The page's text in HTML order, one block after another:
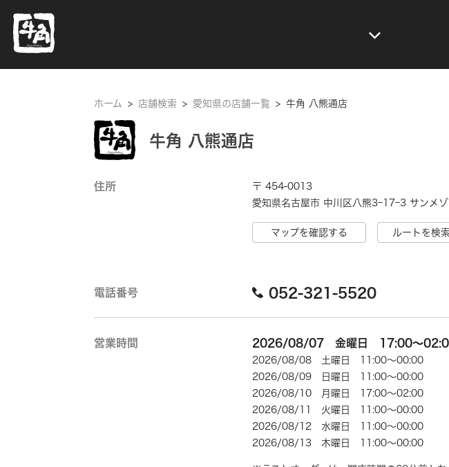
ホーム > 店舗検索 > 愛知県の店舗一覧 > 牛角 八熊通店
牛角 八熊通店
住所
〒 454-0013
愛知県名古屋市 中川区八熊3ｰ17ｰ3 サンメゾ
マップを確認する ルートを検索
電話番号 052-321-5520
営業時間 2026/08/07 金曜日 17:00～
2026/08/08 土曜日 11:00～00:00
2026/08/09 日曜日 11:00～00:00
2026/08/10 月曜日 17:00～02:00
2026/08/11 火曜日 11:00～00:00
2026/08/12 水曜日 11:00～00:00
2026/08/13 木曜日 11:00～00:00